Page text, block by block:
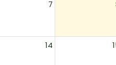
7
14